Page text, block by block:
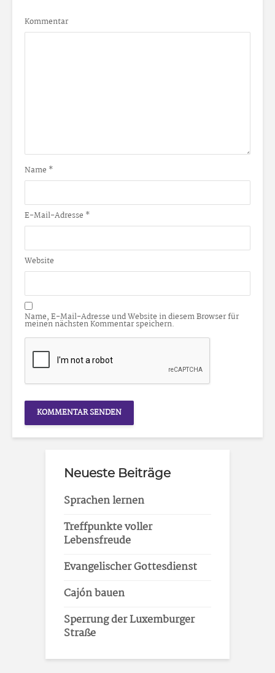
Kommentar
Name *
E-Mail-Adresse *
Website
Name, E-Mail-Adresse und Website in diesem Browser für
meinen nächsten Kommentar speichern.
Neueste Beiträge
Sprachen lernen
Treffpunkte voller
Lebensfreude
Evangelischer Gottesdienst
Cajón bauen
Sperrung der Luxemburger
Straße